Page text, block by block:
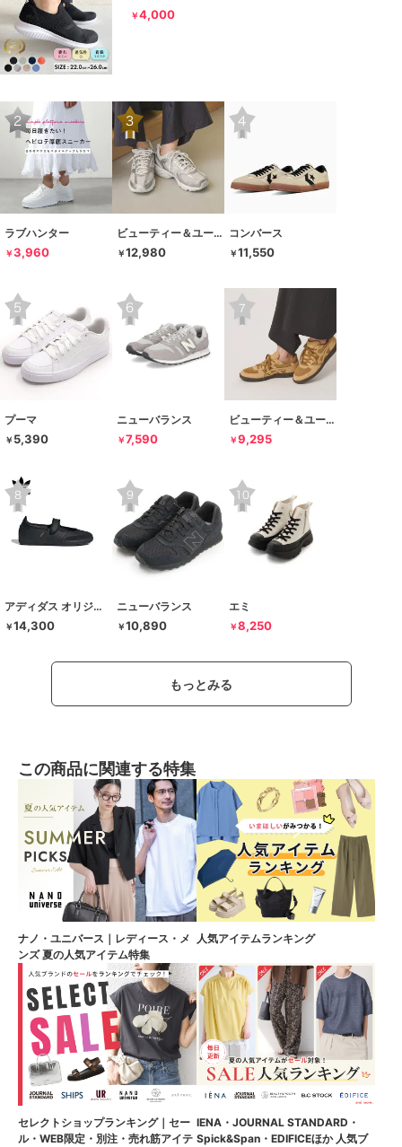
￥4,000
ラブハンター
￥3,960
ビューティー＆ユース ユナイテッドアローズ
￥12,980
コンバース
￥11,550
プーマ
￥ 5,390
ニューバランス
￥7,590
ビューティー＆ユース ユナイテッドアローズ
￥9,295
アディダス オリジナルス
￥14,300
ニューバランス
￥10,890
エミ
￥8,250
もっとみる
この商品に関連する特集
ナノ・ユニバース｜レディース・メ
ンズ 夏の人気アイテム特集
人気アイテムランキング
セレクトショップランキング｜セー
ル・WEB限定・別注・売れ筋アイテ
IENA・JOURNAL STANDARD・
Spick&Span・EDIFICEほか 人気ブ